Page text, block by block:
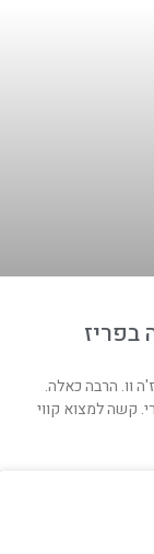
בפריז
וו. הרבה כאלה.
קשה למצוא קווי